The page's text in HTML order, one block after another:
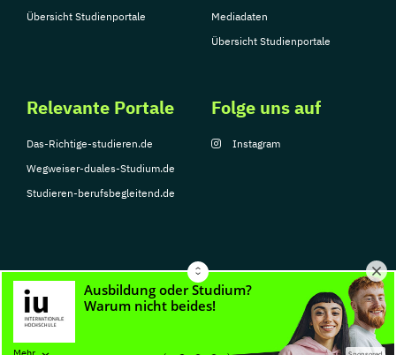
Übersicht Studienportale
Mediadaten
Übersicht Studienportale
Relevante Portale
Das-Richtige-studieren.de
Wegweiser-duales-Studium.de
Studieren-berufsbegleitend.de
Folge uns auf
Instagram
© Copyright 2026, TarGroup Media GmbH
Nutzungsbedingungen